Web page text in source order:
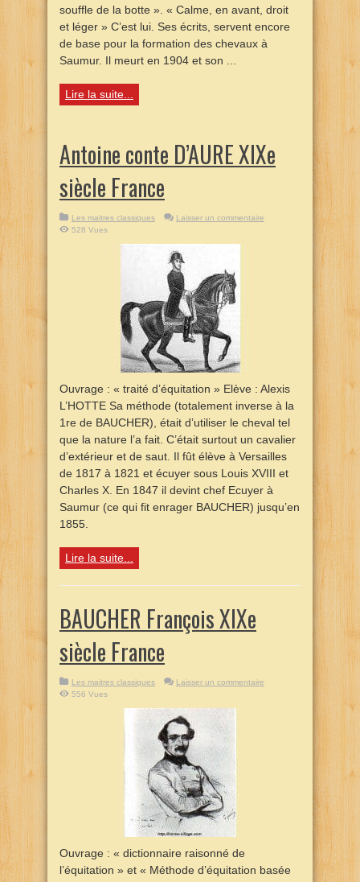
souffle de la botte ». « Calme, en avant, droit
et léger » C’est lui. Ses écrits, servent encore
de base pour la formation des chevaux à
Saumur. Il meurt en 1904 et son ...
Lire la suite...
Antoine conte D’AURE XIXe
siècle France
Les maitres classiques
Laisser un commentaire
528 Vues
Ouvrage : « traité d’équitation » Elève : Alexis
L’HOTTE Sa méthode (totalement inverse à la
1re de BAUCHER), était d’utiliser le cheval tel
que la nature l’a fait. C’était surtout un cavalier
d’extérieur et de saut. Il fût élève à Versailles
de 1817 à 1821 et écuyer sous Louis XVIII et
Charles X. En 1847 il devint chef Ecuyer à
Saumur (ce qui fit enrager BAUCHER) jusqu’en
1855.
Lire la suite...
BAUCHER François XIXe
siècle France
Les maitres classiques
Laisser un commentaire
556 Vues
Ouvrage : « dictionnaire raisonné de
l’équitation » et « Méthode d’équitation basée